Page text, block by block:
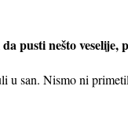
pusti nešto veselije,
u san. Nismo ni